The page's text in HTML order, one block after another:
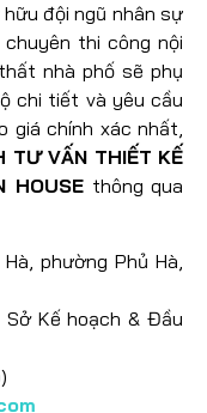
đội ngũ nhân sự
chuyên thi công nội
nhà phố sẽ phụ
chi tiết và yêu cầu
giá chính xác nhất,
TƯ VẤN THIẾT KẾ
HOUSE thông qua
phường Phủ Hà,
Kế hoạch & Đầu